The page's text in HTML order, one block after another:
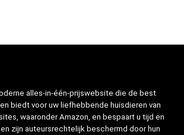
alles-in-één-prijswebsite die de best
biedt voor uw liefhebbende huisdieren van
waaronder Amazon, en bespaart u tijd en
zijn auteursrechtelijk beschermd door hun